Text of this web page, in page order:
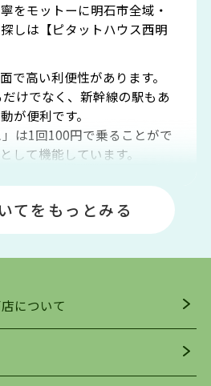
をモットーに明石市全域・
しは【ピタットハウス西明
で高い利便性があります。
けでなく、新幹線の駅もあ
が便利です。
は1回100円で乗ることがで
して機能しています。
くあります。JR「大久保
・イオンをはじめとした買
買い物にも困りません。
心に、明石市・神戸市西区
は、ぜひ当ＨＰにて物件を
い。弊社は、スタッフの平
てをもっとみる
について